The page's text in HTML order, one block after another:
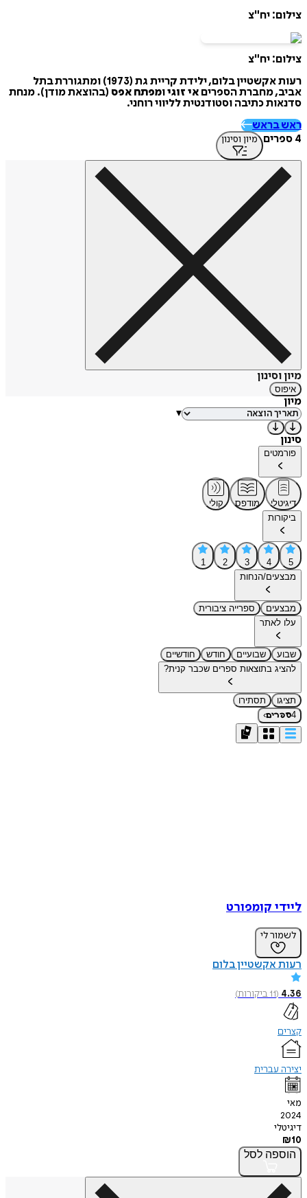
צילום: יח"צ
צילום: יח"צ
רעות אקשטיין בלום, ילידת קריית גת (1973) ומתגוררת בתל
אביב, מחברת הספרים אי זוגיומפתח אפס (בהוצאת מודן). מנחת
סדנאות כתיבה וסטודנטית לליווי רוחני.
ראש בראש
4 ספרים
מיון וסינון
מיון וסינון
איפוס
מיון
▾
סינון
פורמטים
דיגיטלי מודפס
קולי
ביקורות
5
4
3
2
1
מבצעים/הנחות
מבצעים
ספרייה ציבורית
עלו לאתר
שבוע שבועיים חודש
חודשיים
להציג בתוצאות ספרים שכבר קנית?
תציגו
תסתירו
4ספרים›
ליידי קומפורט
לשמור לי
רעות אקשטיין בלום
4.36
(
11ביקורות)
קצרים
יצירה עברית
מאי
2024
דיגיטלי
₪10
הוספה לסל